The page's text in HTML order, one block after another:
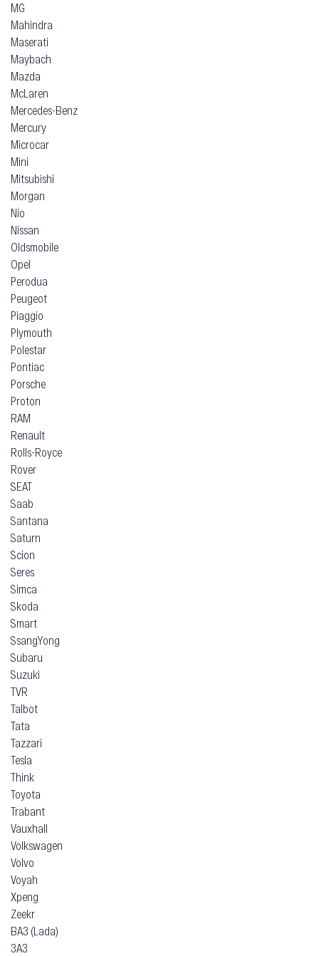
MG
Mahindra
Maserati
Maybach
Mazda
McLaren
Mercedes-Benz
Mercury
Microcar
Mini
Mitsubishi
Morgan
Nio
Nissan
Oldsmobile
Opel
Perodua
Peugeot
Piaggio
Plymouth
Polestar
Pontiac
Porsche
Proton
RAM
Renault
Rolls-Royce
Rover
SEAT
Saab
Santana
Saturn
Scion
Seres
Simca
Skoda
Smart
SsangYong
Subaru
Suzuki
TVR
Talbot
Tata
Tazzari
Tesla
Think
Toyota
Trabant
Vauxhall
Volkswagen
Volvo
Voyah
Xpeng
Zeekr
ВАЗ (Lada)
ЗАЗ